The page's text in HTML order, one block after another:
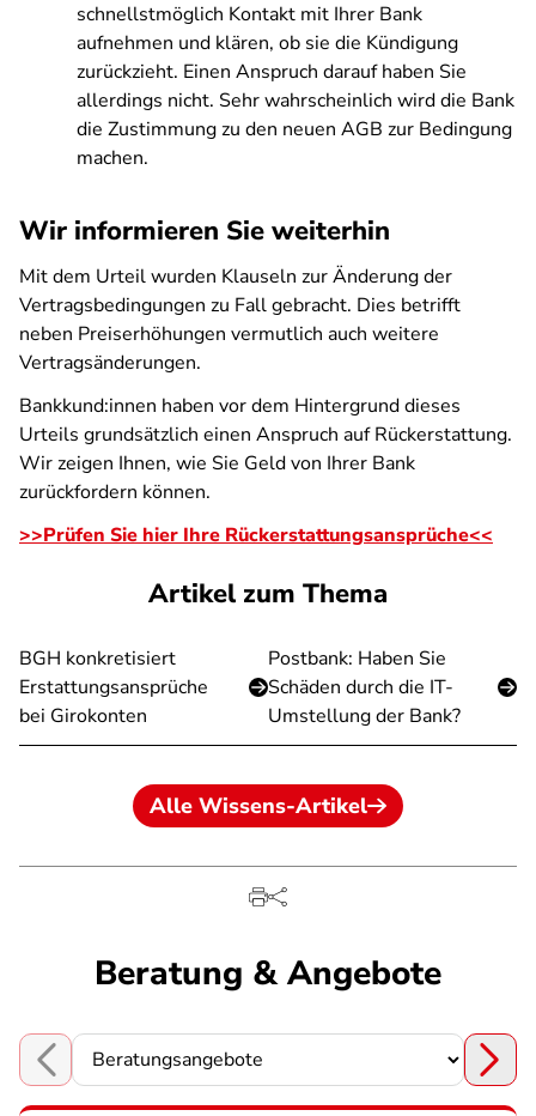
schnellstmöglich Kontakt mit Ihrer Bank
aufnehmen und klären, ob sie die Kündigung
zurückzieht. Einen Anspruch darauf haben Sie
allerdings nicht. Sehr wahrscheinlich wird die Bank
die Zustimmung zu den neuen AGB zur Bedingung
machen.
Wir informieren Sie weiterhin
Mit dem Urteil wurden Klauseln zur Änderung der
Vertragsbedingungen zu Fall gebracht. Dies betrifft
neben Preiserhöhungen vermutlich auch weitere
Vertragsänderungen.
Bankkund:innen haben vor dem Hintergrund dieses
Urteils grundsätzlich einen Anspruch auf Rückerstattung.
Wir zeigen Ihnen, wie Sie Geld von Ihrer Bank
zurückfordern können.
>>Prüfen Sie hier Ihre Rückerstattungsansprüche<<
Artikel zum Thema
BGH konkretisiert
Erstattungsansprüche
bei Girokonten
Postbank: Haben Sie
Schäden durch die IT-
Umstellung der Bank?
Alle Wissens-Artikel
Beratung & Angebote
Choose a section